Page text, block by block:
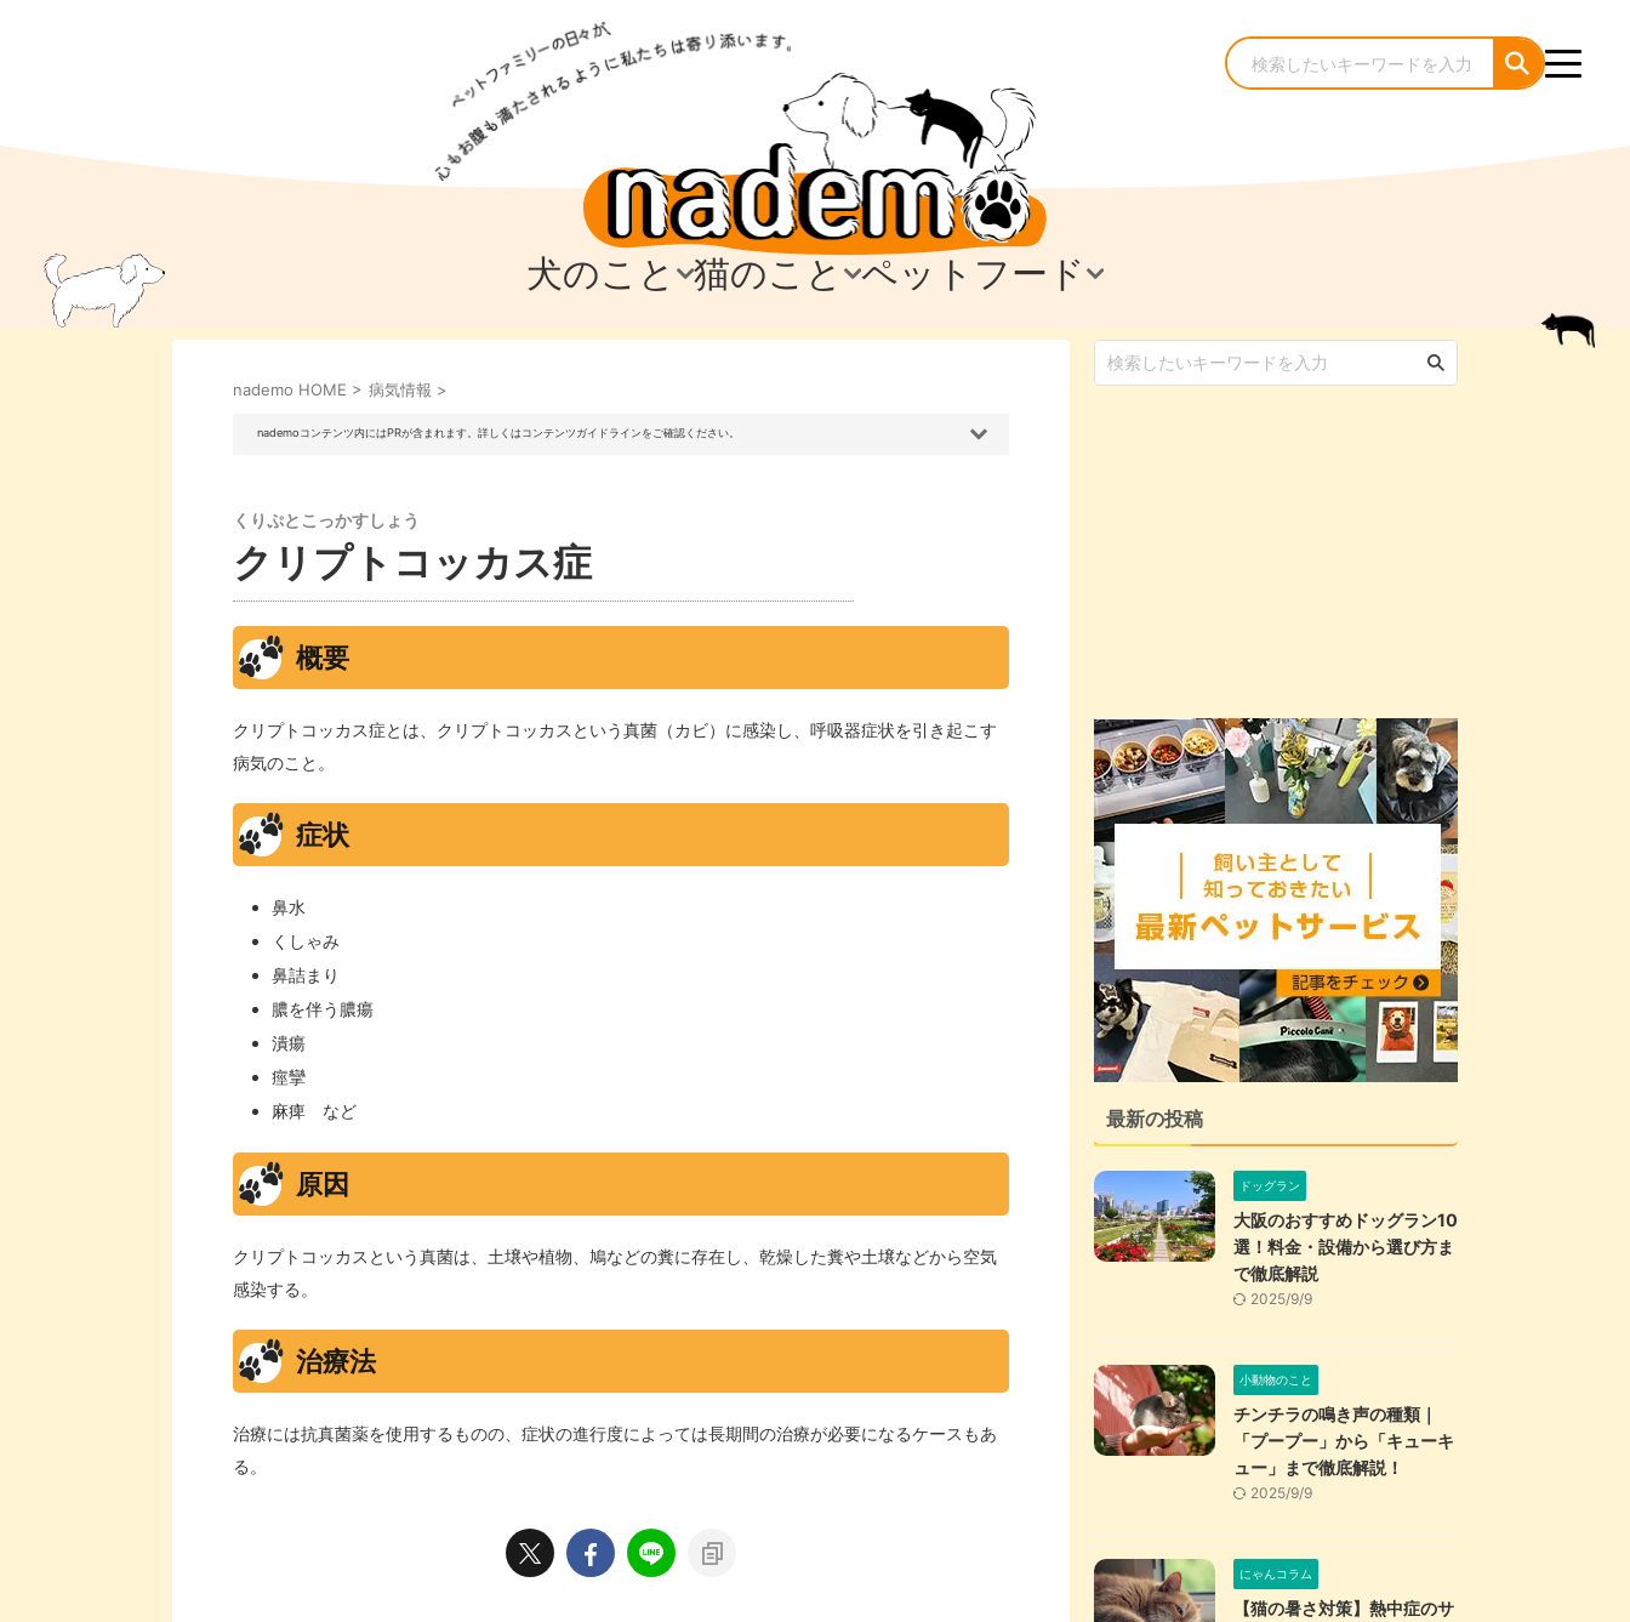
犬のこと
犬のこと
犬のケア・お手入れ
犬のしつけ
猫のこと
猫のこと
猫のケア・お手入れ
猫のしつけ
ペットフード
ペットフード
nademo HOME > 病気情報 >
nademoコンテンツ内にはPRが含まれます。詳しくはコンテンツガイドラインをご確認ください。
くりぷとこっかすしょう
クリプトコッカス症
概要
クリプトコッカス症とは、クリプトコッカスという真菌（カビ）に感染し、呼吸器症状を引き起こす
病気のこと。
症状
鼻水
くしゃみ
鼻詰まり
膿を伴う膿瘍
潰瘍
痙攣
麻痺 など
原因
クリプトコッカスという真菌は、土壌や植物、鳩などの糞に存在し、乾燥した糞や土壌などから空気
感染する。
治療法
治療には抗真菌薬を使用するものの、症状の進行度によっては長期間の治療が必要になるケースもあ
る。
最新の投稿
ドッグラン
大阪のおすすめドッグラン10
選！料金・設備から選び方ま
で徹底解説
2025/9/9
小動物のこと
チンチラの鳴き声の種類｜
「プープー」から「キューキ
ュー」まで徹底解説！
2025/9/9
にゃんコラム
【猫の暑さ対策】熱中症のサ